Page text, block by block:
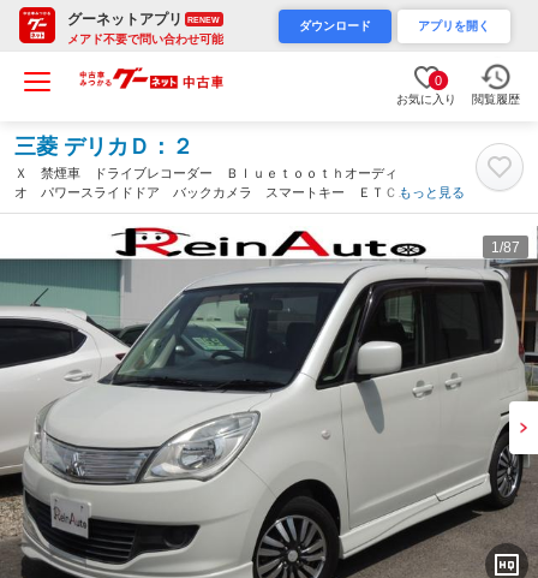
グーネットアプリ RENEW
メアド不要で問い合わせ可能
ダウンロード アプリを開く
0
お気に入り 閲覧履歴
三菱 デリカＤ：２
Ｘ 禁煙車 ドライブレコーダー Ｂｌｕｅｔｏｏｔｈオーディ
オ パワースライドドア バックカメラ スマートキー ＥＴＣ
アルミホイール エンジンプッシュスタート オートエアコン フ
ロアマット サイドバイザー（愛知県）
もっと見る
1 /87